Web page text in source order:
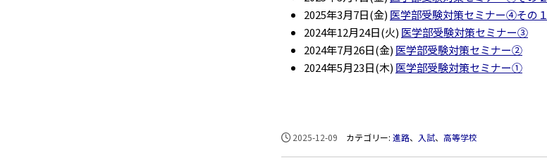
2025年3月7日(金) 医学部受験対策セミナー④その１
2024年12月24日(火) 医学部受験対策セミナー③
2024年7月26日(金) 医学部受験対策セミナー②
2024年5月23日(木) 医学部受験対策セミナー①
2025-12-09 カテゴリー: 進路、 入試、 高等学校